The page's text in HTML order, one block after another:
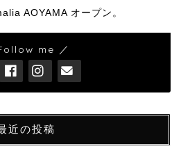
AOYAMA オープン。
me ／
近の投稿